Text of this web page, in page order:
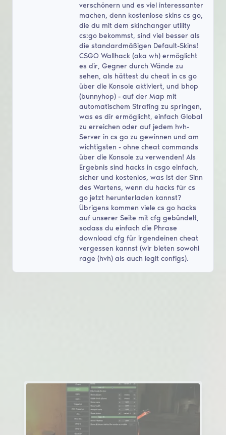
verschönern und es viel interessanter
machen, denn kostenlose skins cs go,
die du mit dem skinchanger utility
cs:go bekommst, sind viel besser als
die standardmäßigen Default-Skins!
CSGO Wallhack (aka wh) ermöglicht
es dir, Gegner durch Wände zu
sehen, als hättest du cheat in cs go
über die Konsole aktiviert, und bhop
(bunnyhop) - auf der Map mit
automatischem Strafing zu springen,
was es dir ermöglicht, einfach Global
zu erreichen oder auf jedem hvh-
Server in cs go zu gewinnen und am
wichtigsten - ohne cheat commands
über die Konsole zu verwenden! Als
Ergebnis sind hacks in csgo einfach,
sicher und kostenlos, was ist der Sinn
des Wartens, wenn du hacks für cs
go jetzt herunterladen kannst?
Übrigens kommen viele cs go hacks
auf unserer Seite mit cfg gebündelt,
sodass du einfach die Phrase
download cfg für irgendeinen cheat
vergessen kannst (wir bieten sowohl
rage (hvh) als auch legit configs).